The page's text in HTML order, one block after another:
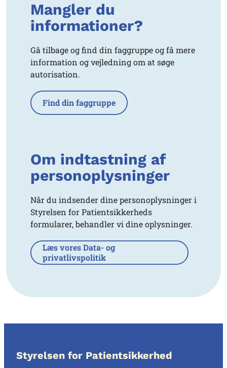
Mangler du
informationer?
Gå tilbage og find din faggruppe og få mere
information og vejledning om at søge
autorisation.
Find din faggruppe
Om indtastning af
personoplysninger
Når du indsender dine personoplysninger i
Styrelsen for Patientsikkerheds
formularer, behandler vi dine oplysninger.
Læs vores Data- og
privatlivspolitik
Styrelsen for Patientsikkerhed